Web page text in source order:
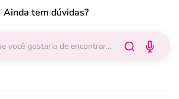
Ainda tem dúvidas?